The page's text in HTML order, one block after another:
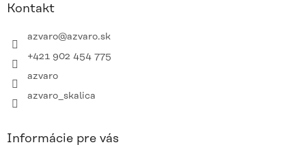
Kontakt
azvaro@azvaro.sk
+421 902 454 775
azvaro
azvaro_skalica
Informácie pre vás